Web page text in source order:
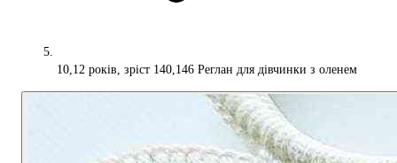
10,12 років, зріст 140,146 Реглан для дівчинки з оленем